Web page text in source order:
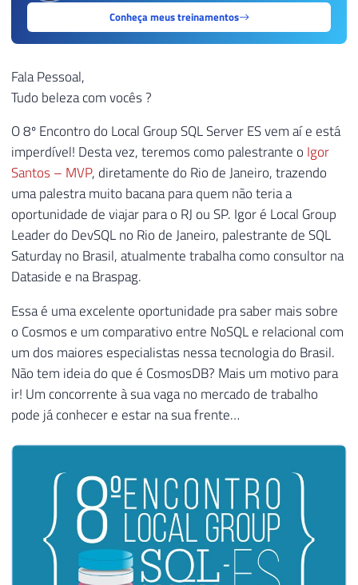
Conheça meus treinamentos
Fala Pessoal,
Tudo beleza com vocês ?
O 8º Encontro do Local Group SQL Server ES vem aí e está
imperdível! Desta vez, teremos como palestrante o Igor
Santos – MVP, diretamente do Rio de Janeiro, trazendo
uma palestra muito bacana para quem não teria a
oportunidade de viajar para o RJ ou SP. Igor é Local Group
Leader do DevSQL no Rio de Janeiro, palestrante de SQL
Saturday no Brasil, atualmente trabalha como consultor na
Dataside e na Braspag.
Essa é uma excelente oportunidade pra saber mais sobre
o Cosmos e um comparativo entre NoSQL e relacional com
um dos maiores especialistas nessa tecnologia do Brasil.
Não tem ideia do que é CosmosDB? Mais um motivo para
ir! Um concorrente à sua vaga no mercado de trabalho
pode já conhecer e estar na sua frente…